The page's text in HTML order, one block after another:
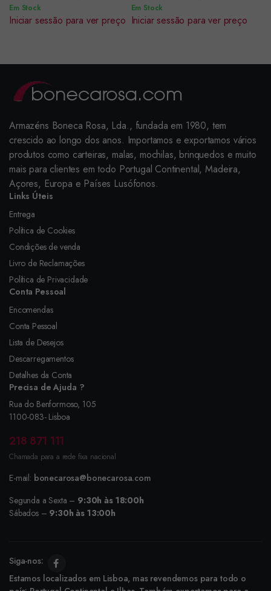
Em Stock
Iniciar sessão para ver preço
Em Stock
Iniciar sessão para ver preço
Armazéns Boneca Rosa, Lda., fundada em 1980, tem
crescido ao longo dos anos. Importamos e exportamos vários
produtos como carteiras, malas, mochilas, brinquedos e muito
mais para clientes em todo Portugal Continental, Madeira,
Açores, Europa e Países Lusófonos.
Links Úteis
Entrega
Política de Cookies
Condições de venda
Livro de Reclamações
Política de Privacidade
Conta Pessoal
Encomendas
Conta Pessoal
Lista de Desejos
Descarregamentos
Detalhes da Conta
Precisa de Ajuda ?
Rua do Benformoso, 105
1100-083- Lisboa
218 871 111
Chamada para a rede fixa nacional
E-mail: bonecarosa@bonecarosa.com
Segunda a Sexta – 9:30h às 18:00h
Sábados – 9:30h às 13:00h
Siga-nos:
Estamos localizados em Lisboa, mas revendemos para todo o